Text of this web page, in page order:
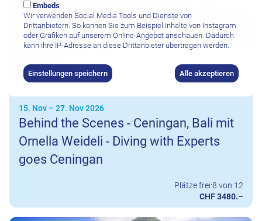
15. Nov – 27. Nov 2026
Behind the Scenes - Ceningan, Bali mit
Ornella Weideli - Diving with Experts
goes Ceningan
Plätze frei:8 von 12
CHF 3480.–
Embeds
Wir verwenden Social Media Tools und Dienste von
Drittanbietern. So können Sie zum Beispiel Inhalte von Instagram
oder Grafiken auf unserem Online-Angebot anschauen. Dadurch
kann Ihre IP-Adresse an diese Drittanbieter übertragen werden.
Einstellungen speichern Alle akzeptieren